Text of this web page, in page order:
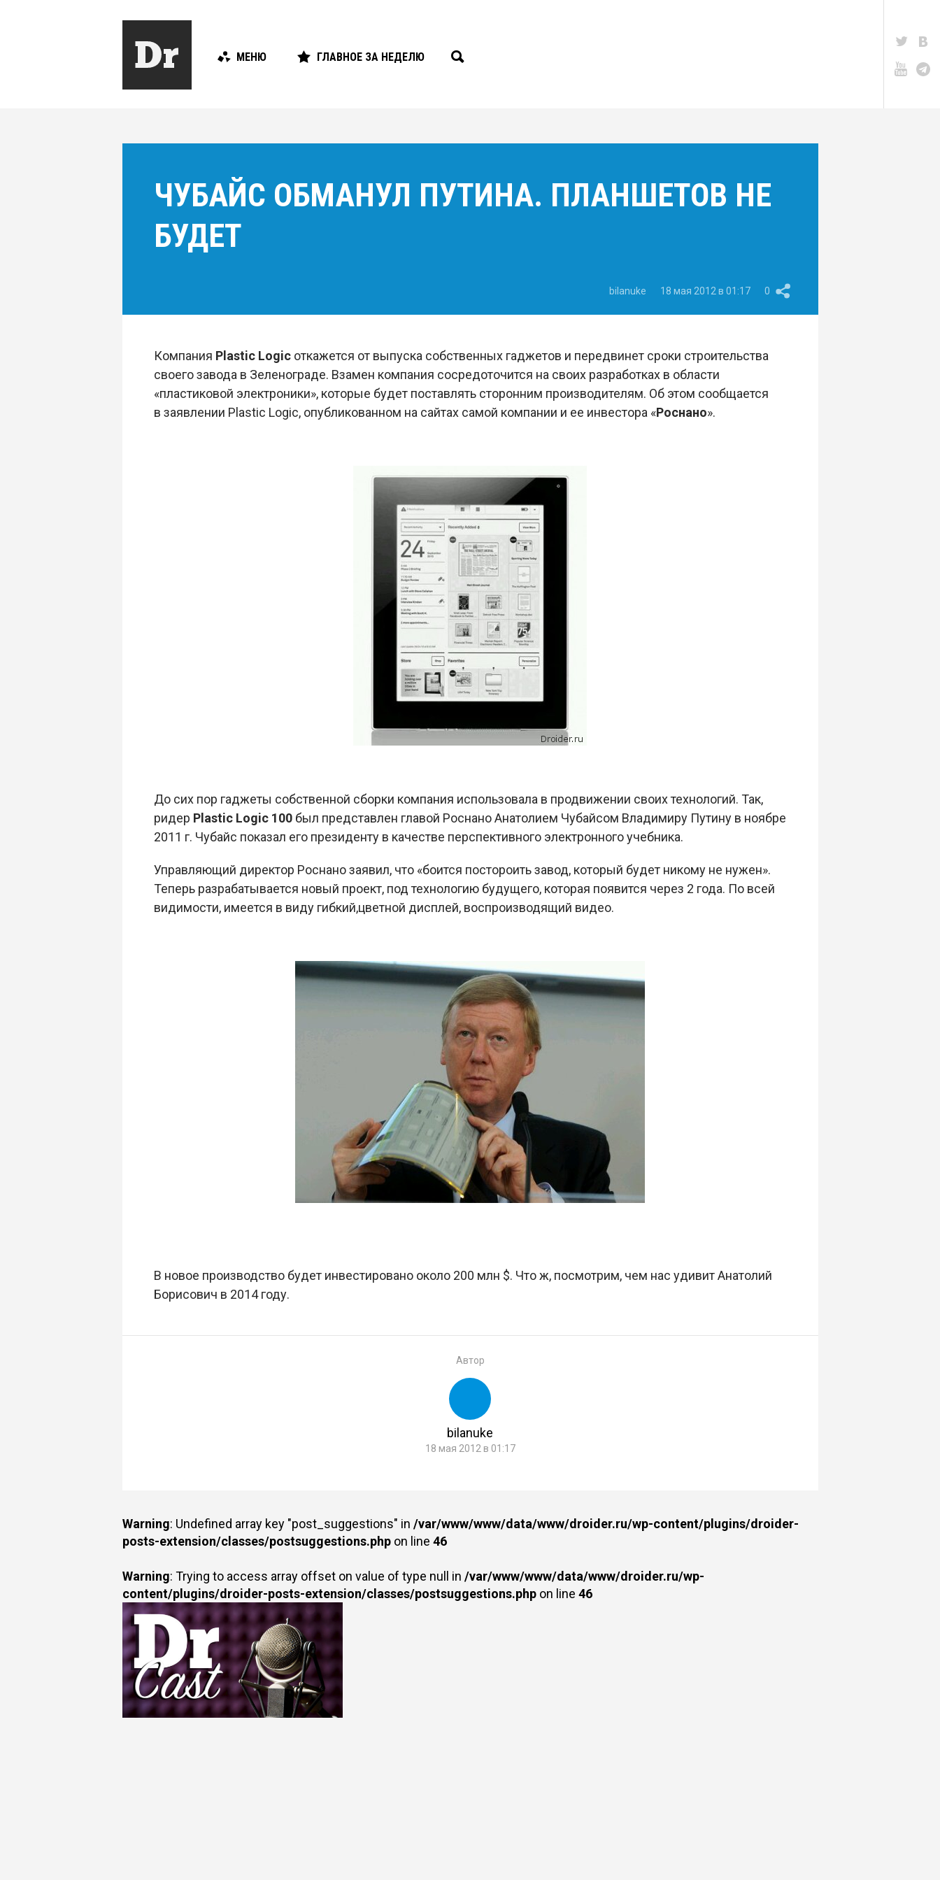
МЕНЮ ГЛАВНОЕ ЗА НЕДЕЛЮ
ЧУБАЙС ОБМАНУЛ ПУТИНА. ПЛАНШЕТОВ НЕ
БУДЕТ
bilanuke 18 мая 2012 в 01:17 0
Компания Plastic Logicоткажется от выпуска собственных гаджетов и передвинет сроки строительства
своего завода в Зеленограде. Взамен компания сосредоточится на своих разработках в области
«пластиковой электроники», которые будет поставлять сторонним производителям. Об этом сообщается
в заявлении Plastic Logic, опубликованном на сайтах самой компании и ее инвестора «Роснано».
До сих пор гаджеты собственной сборки компания использовала в продвижении своих технологий. Так,
ридер Plastic Logic 100 был представлен главой Роснано Анатолием Чубайсом Владимиру Путину в ноябре
2011 г. Чубайс показал его президенту в качестве перспективного электронного учебника.
Управляющий директор Роснано заявил, что «боится постороить завод, который будет никому не нужен».
Теперь разрабатывается новый проект, под технологию будущего, которая появится через 2 года. По всей
видимости, имеется в виду гибкий,цветной дисплей, воспроизводящий видео.
В новое производство будет инвестировано около 200 млн $. Что ж, посмотрим, чем нас удивит Анатолий
Борисович в 2014 году.
Автор
bilanuke
18 мая 2012 в 01:17
Warning: Undefined array key "post_suggestions" in /var/www/www/data/www/droider.ru/wp-content/plugins/droider-
posts-extension/classes/postsuggestions.phpon line 46
Warning: Trying to access array offset on value of type null in /var/www/www/data/www/droider.ru/wp-
content/plugins/droider-posts-extension/classes/postsuggestions.phpon line 46